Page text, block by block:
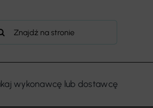
wykonawcę lub dostawcę